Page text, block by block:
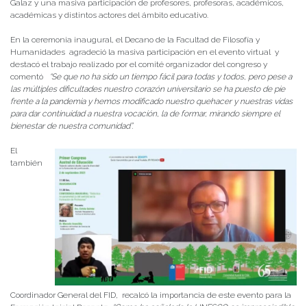
Galaz y una masiva participación de profesores, profesoras, académicos,
académicas y distintos actores del ámbito educativo.
En la ceremonia inaugural, el Decano de la Facultad de Filosofía y
Humanidades agradeció la masiva participación en el evento virtual y
destacó el trabajo realizado por el comité organizador del congreso y
comentó
“Se que no ha sido un tiempo fácil para todas y todos, pero pese a
las múltiples dificultades nuestro corazón universitario se ha puesto de pie
frente a la pandemia y hemos modificado nuestro quehacer y nuestras vidas
para dar continuidad a nuestra vocación, la de formar, mirando siempre el
bienestar de nuestra comunidad”.
El
también
Coordinador General del FID, recalcó la importancia de este evento para la